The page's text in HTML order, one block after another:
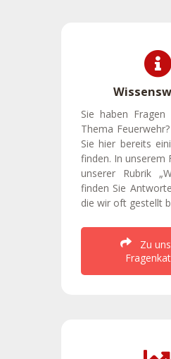
Sie haben
Thema
Sie hier bereits
finden. In unserem
unserer Rubrik
finden Sie
die wir oft gestellt
Zu